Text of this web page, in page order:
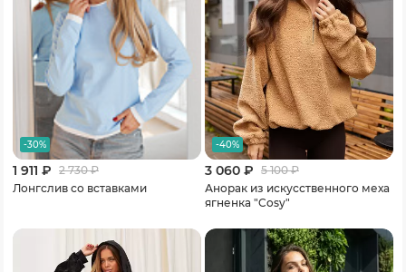
-30%
1 911 ₽ 2 730₽
Лонгслив со вставками
-40%
3 060 ₽ 5 100₽
Анорак из искусственного меха
ягненка "Cosy"